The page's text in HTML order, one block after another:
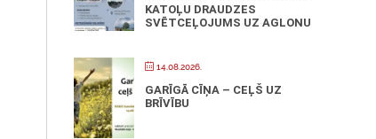
KATOĻU DRAUDZES
SVĒTCEĻOJUMS UZ AGLONU
14.08.2026.
GARĪGĀ CĪŅA – CEĻŠ UZ
BRĪVĪBU